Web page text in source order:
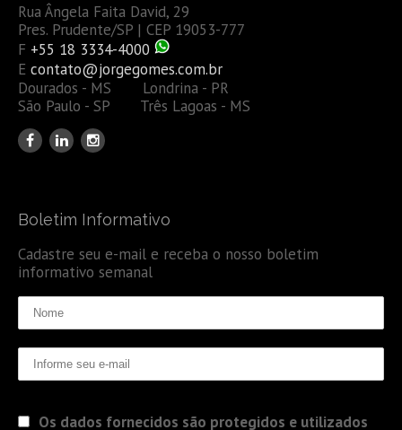
Rua Ângela Faita David, 29
Pres. Prudente/SP | CEP 19053-777
F +55 18 3334-4000
E contato@jorgegomes.com.br
Dourados - MS Londrina - PR
São Paulo - SP Três Lagoas - MS
Boletim Informativo
Cadastre seu e-mail e receba o nosso boletim
informativo semanal
Os dados fornecidos são protegidos e utilizados